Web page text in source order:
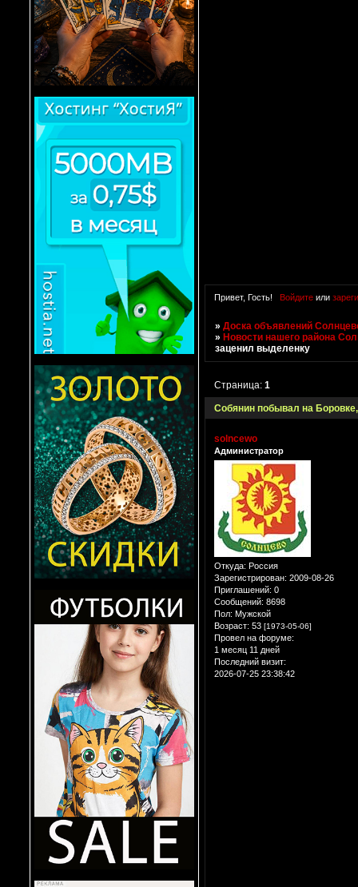
Привет, Гость! Войдитеили
»Доска объявлений
»Новости нашего района
заценил выделенку
Собянин побывал на
Страница:1
solncewo
Администратор
Откуда: Россия
Зарегистрирован: 2009-08-26
Приглашений: 0
Сообщений: 8698
Пол: Мужской
Возраст: 53 [1973-05-06]
Провел на форуме:
1 месяц 11 дней
Последний визит:
2026-07-25 23:38:42